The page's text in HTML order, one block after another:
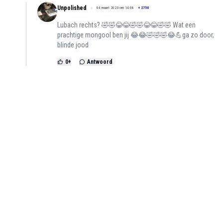
Unpolished 04 maart 2023 om 14:08 + 2750
Lubach rechts? 🤣🤣😂😂🤣🤣😂😂🤣🤣 Wat een
prachtige mongool ben jij 😂😂🤣🤣🤣😂💪ga zo door,
blinde jood
0+ Antwoord